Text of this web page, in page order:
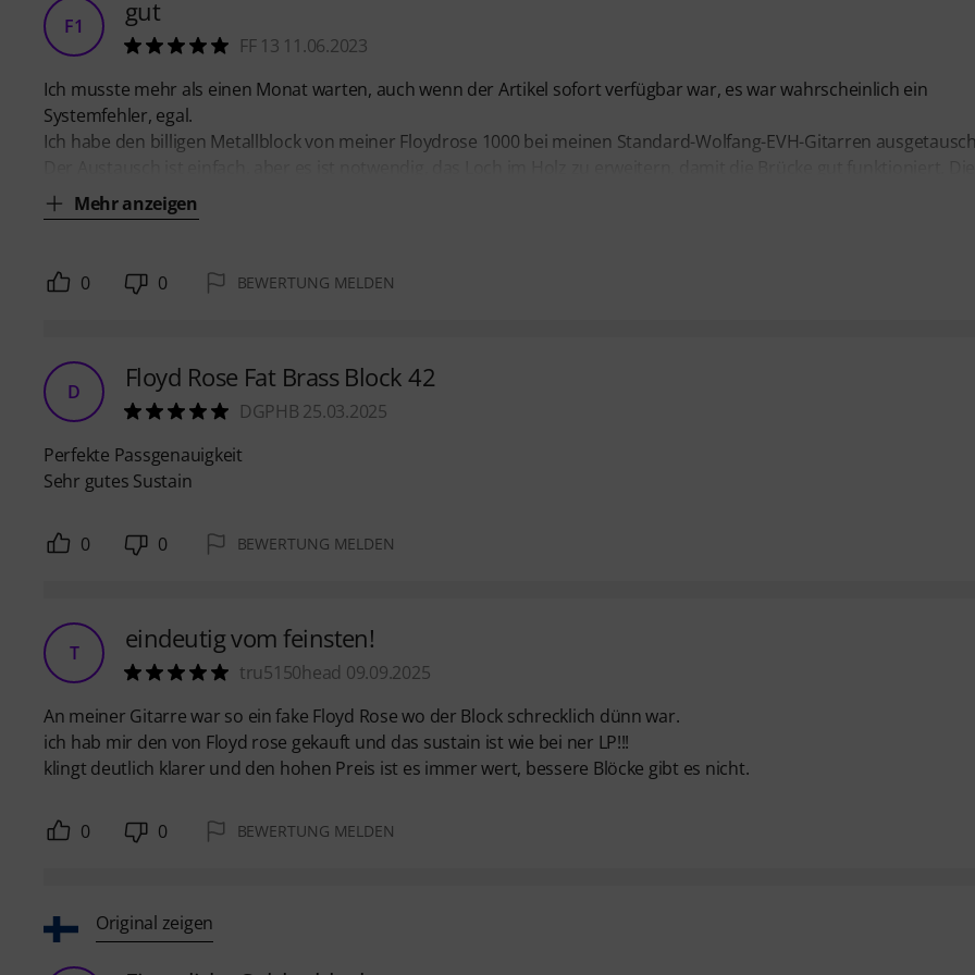
F1 gut
FF 13 11.06.2023
Ich musste mehr als einen Monat warten, auch wenn der Artikel sofort verfügbar war, es war wahrscheinlich ein
Systemfehler, egal.
Ich habe den billigen Metallblock von meiner Floydrose 1000 bei meinen Standard-Wolfang-EVH-Gitarren
Mehr anzeigen
0 0 BEWERTUNG MELDEN
D Floyd Rose Fat Brass Block 42
DGPHB 25.03.2025
Perfekte Passgenauigkeit
Sehr gutes Sustain
0 0 BEWERTUNG MELDEN
T eindeutig vom feinsten!
tru5150head 09.09.2025
An meiner Gitarre war so ein fake Floyd Rose wo der Block schrecklich dünn war.
ich hab mir den von Floyd rose gekauft und das sustain ist wie bei ner LP!!!
klingt deutlich klarer und den hohen Preis ist es immer wert, bessere Blöcke gibt es nicht.
0 0 BEWERTUNG MELDEN
Original zeigen